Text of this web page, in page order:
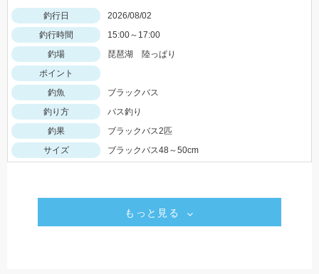
釣行日
2026/08/02
釣行時間
15:00～17:00
釣場
琵琶湖 陸っぱり
ポイント
釣魚
ブラックバス
釣り方
バス釣り
釣果
ブラックバス2匹
サイズ
ブラックバス48～50cm
もっと見る